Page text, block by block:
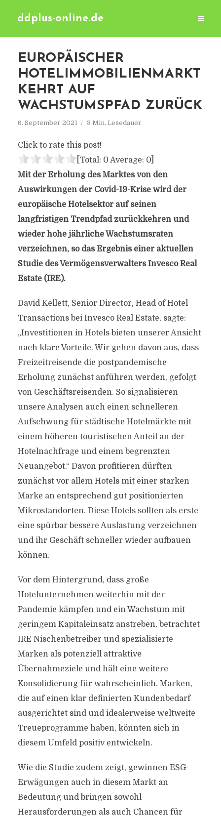
ddplus-online.de
EUROPÄISCHER
HOTELIMMOBILIENMARKT
KEHRT AUF
WACHSTUMSPFAD ZURÜCK
6. September 2021 3 Min. Lesedauer
Click to rate this post!
[Total: 0 Average: 0]
Mit der Erholung des Marktes von den
Auswirkungen der Covid-19-Krise wird der
europäische Hotelsektor auf seinen
langfristigen Trendpfad zurückkehren und
wieder hohe jährliche Wachstumsraten
verzeichnen, so das Ergebnis einer aktuellen
Studie des Vermögensverwalters Invesco Real
Estate (IRE).
David Kellett, Senior Director, Head of Hotel
Transactions bei Invesco Real Estate, sagte:
„Investitionen in Hotels bieten unserer Ansicht
nach klare Vorteile. Wir gehen davon aus, dass
Freizeitreisende die postpandemische
Erholung zunächst anführen werden, gefolgt
von Geschäftsreisenden. So signalisieren
unsere Analysen auch einen schnelleren
Aufschwung für städtische Hotelmärkte mit
einem höheren touristischen Anteil an der
Hotelnachfrage und einem begrenzten
Neuangebot.“ Davon profitieren dürften
zunächst vor allem Hotels mit einer starken
Marke an entsprechend gut positionierten
Mikrostandorten. Diese Hotels sollten als erste
eine spürbar bessere Auslastung verzeichnen
und ihr Geschäft schneller wieder aufbauen
können.
Vor dem Hintergrund, dass große
Hotelunternehmen weiterhin mit der
Pandemie kämpfen und ein Wachstum mit
geringem Kapitaleinsatz anstreben, betrachtet
IRE Nischenbetreiber und spezialisierte
Marken als potenziell attraktive
Übernahmeziele und hält eine weitere
Konsolidierung für wahrscheinlich. Marken,
die auf einen klar definierten Kundenbedarf
ausgerichtet sind und idealerweise weltweite
Treueprogramme haben, könnten sich in
diesem Umfeld positiv entwickeln.
Wie die Studie zudem zeigt, gewinnen ESG-
Erwägungen auch in diesem Markt an
Bedeutung und bringen sowohl
Herausforderungen als auch Chancen für